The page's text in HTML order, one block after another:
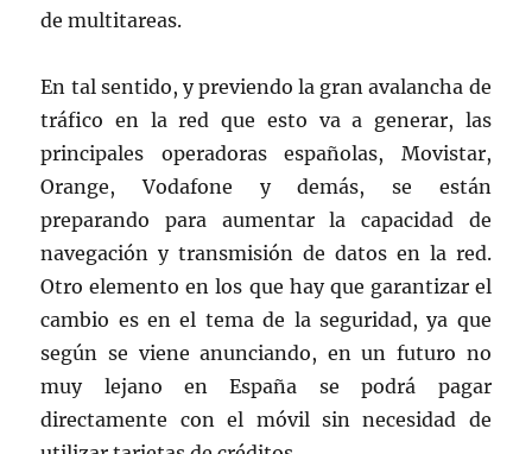
de multitareas.
En tal sentido, y previendo la gran avalancha de
tráfico en la red que esto va a generar, las
principales operadoras españolas, Movistar,
Orange, Vodafone y demás, se están
preparando para aumentar la capacidad de
navegación y transmisión de datos en la red.
Otro elemento en los que hay que garantizar el
cambio es en el tema de la seguridad, ya que
según se viene anunciando, en un futuro no
muy lejano en España se podrá pagar
directamente con el móvil sin necesidad de